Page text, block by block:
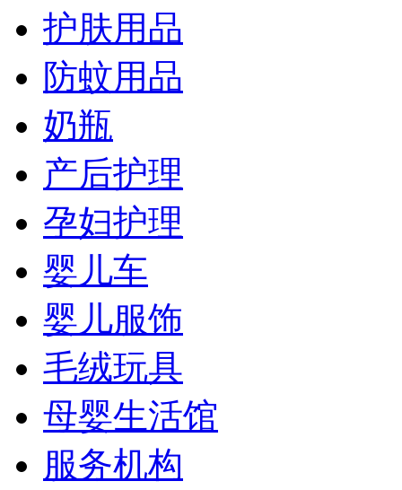
护肤用品
防蚊用品
奶瓶
产后护理
孕妇护理
婴儿车
婴儿服饰
毛绒玩具
母婴生活馆
服务机构